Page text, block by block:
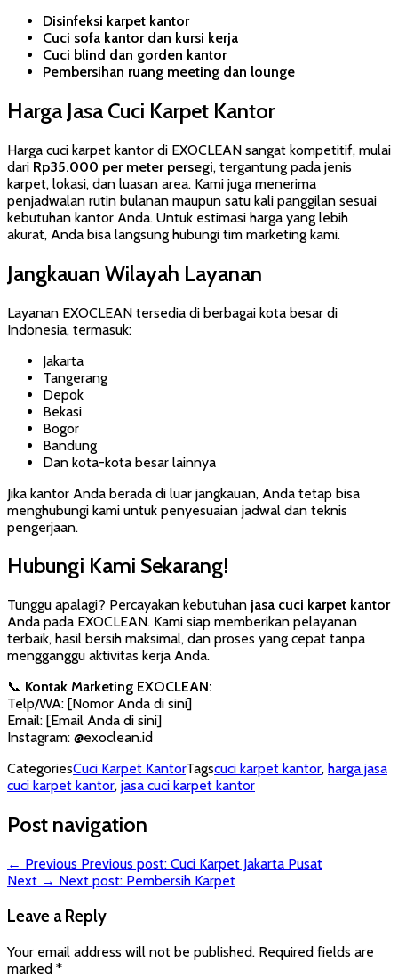
Disinfeksi karpet kantor
Cuci sofa kantor dan kursi kerja
Cuci blind dan gorden kantor
Pembersihan ruang meeting dan lounge
Harga Jasa Cuci Karpet Kantor
Harga cuci karpet kantor di EXOCLEAN sangat kompetitif, mulai
dari Rp35.000 per meter persegi, tergantung pada jenis
karpet, lokasi, dan luasan area. Kami juga menerima
penjadwalan rutin bulanan maupun satu kali panggilan sesuai
kebutuhan kantor Anda. Untuk estimasi harga yang lebih
akurat, Anda bisa langsung hubungi tim marketing kami.
Jangkauan Wilayah Layanan
Layanan EXOCLEAN tersedia di berbagai kota besar di
Indonesia, termasuk:
Jakarta
Tangerang
Depok
Bekasi
Bogor
Bandung
Dan kota-kota besar lainnya
Jika kantor Anda berada di luar jangkauan, Anda tetap bisa
menghubungi kami untuk penyesuaian jadwal dan teknis
pengerjaan.
Hubungi Kami Sekarang!
Tunggu apalagi? Percayakan kebutuhan jasa cuci karpet kantor
Anda pada EXOCLEAN. Kami siap memberikan pelayanan
terbaik, hasil bersih maksimal, dan proses yang cepat tanpa
mengganggu aktivitas kerja Anda.
📞 Kontak Marketing EXOCLEAN:
Telp/WA: [Nomor Anda di sini]
Email: [Email Anda di sini]
Instagram: @exoclean.id
CategoriesCuci Karpet KantorTagscuci karpet kantor, harga jasa
cuci karpet kantor, jasa cuci karpet kantor
Post navigation
← Previous Previous post: Cuci Karpet Jakarta Pusat
Next → Next post: Pembersih Karpet
Leave a Reply
Your email address will not be published. Required fields are
marked *